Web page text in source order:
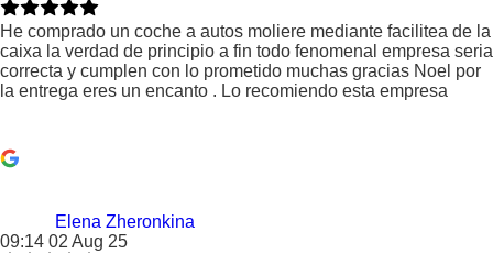
He comprado un coche a autos moliere mediante facilitea de la
caixa la verdad de principio a fin todo fenomenal empresa seria
correcta y cumplen con lo prometido muchas gracias Noel por
la entrega eres un encanto . Lo recomiendo esta empresa
Elena Zheronkina
09:14 02 Aug 25